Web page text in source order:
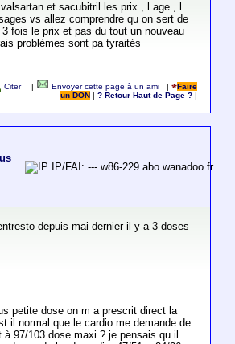
et sacubitril les prix , l age , l
vs allez comprendre qu on sert de
fois le prix et pas du tout un nouveau
problèmes sont pa tyraités
Citer Envoyer cette page à un ami |
Faire
un DON
|? Retour Haut de Page ?
IP/FAI: ---.w86-229.abo.wanadoo.fr
depuis mai dernier il y a 3 doses
petite dose on m a prescrit direct la
il normal que le cardio me demande de
97/103 dose maxi ? je pensais qu il